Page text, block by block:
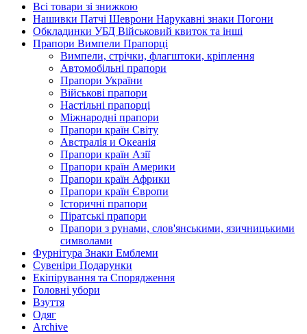
Всі товари зі знижкою
Нашивки Патчі Шеврони Нарукавні знаки Погони
Обкладинки УБД Військовий квиток та інші
Прапори Вимпели Прапорці
Вимпели, стрічки, флагштоки, кріплення
Автомобільні прапори
Прапори України
Військові прапори
Настільні прапорці
Міжнародні прапори
Прапори країн Світу
Австралія и Океанія
Прапори країн Азії
Прапори країн Америки
Прапори країн Африки
Прапори країн Європи
Історичні прапори
Піратські прапори
Прапори з рунами, слов'янськими, язичницькими
символами
Фурнітура Знаки Емблеми
Сувеніри Подарунки
Екіпірування та Спорядження
Головні убори
Взуття
Одяг
Archive